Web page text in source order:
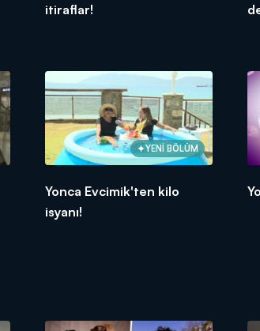
itiraflar!
YENİ BÖLÜM
Yonca Evcimik'ten kilo
isyanı!